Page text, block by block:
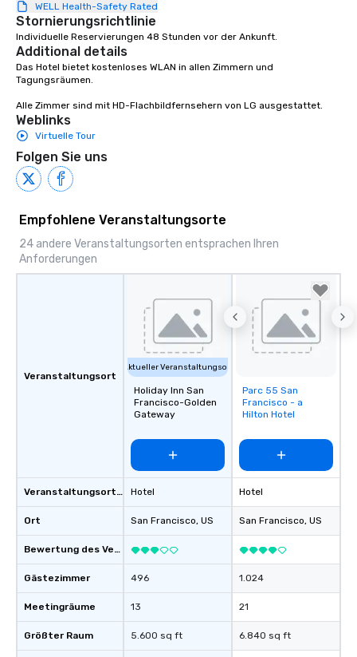
WELL Health-Safety Rated
Stornierungsrichtlinie
Individuelle Reservierungen 48 Stunden vor der Ankunft.
Additional details
Das Hotel bietet kostenloses WLAN in allen Zimmern und
Tagungsräumen.
Alle Zimmer sind mit HD-Flachbildfernsehern von LG ausgestattet.
Weblinks
Virtuelle Tour
Folgen Sie uns
Empfohlene Veranstaltungsorte
24 andere Veranstaltungsorten entsprachen Ihren
Anforderungen
Veranstaltungsort
Veranstaltungsortstyp
Ort
Bewertung des Veranstaltungsortes
Gästezimmer
Meetingräume
Größter Raum
Aktueller Veranstaltungsort
Holiday Inn San
Francisco-Golden
Gateway
Hotel
San Francisco, US
496
13
5.600 sq ft
Removed from
favorites
Parc 55 San
Francisco - a
Hilton Hotel
Hotel
San Francisco, US
1.024
21
6.840 sq ft